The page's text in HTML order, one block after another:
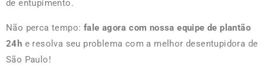
de entupimento.
Não perca tempo: fale agora com nossa equipe de plantão
24h e resolva seu problema com a melhor desentupidora de
São Paulo!